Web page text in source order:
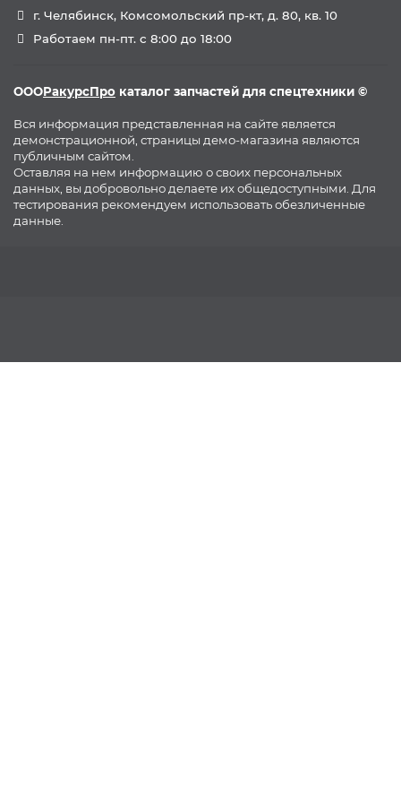
г. Челябинск, Комсомольский пр-кт, д. 80, кв. 10
Работаем пн-пт. с 8:00 до 18:00
ОООРакурсПро каталог запчастей для спецтехники ©
Вся информация представленная на сайте является
демонстрационной, страницы демо-магазина являются
публичным сайтом.
Оставляя на нем информацию о своих персональных
данных, вы добровольно делаете их общедоступными. Для
тестирования рекомендуем использовать обезличенные
данные.